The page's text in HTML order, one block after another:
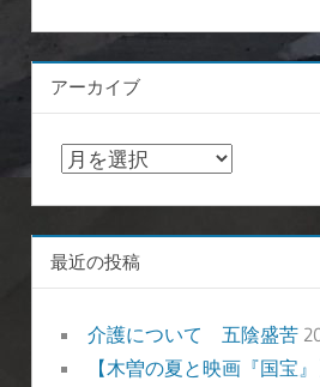
アーカイブ
ア
イ
ブ
最近の投稿
介護について 五陰盛苦
【木曽の夏と映画『国宝』